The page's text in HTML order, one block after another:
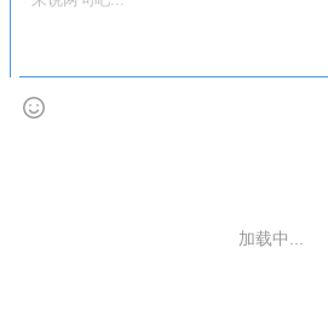
加载中...